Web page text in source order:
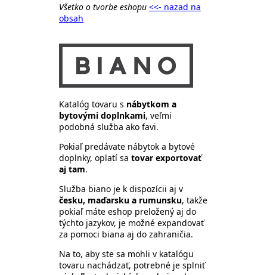
Všetko o tvorbe eshopu <<- nazad na
obsah
Katalóg tovaru s nábytkom a
bytovými doplnkami, veľmi
podobná služba ako favi.
Pokiaľ predávate nábytok a bytové
doplnky, oplatí sa tovar exportovať
aj tam.
Služba biano je k dispozícii aj v
česku, maďarsku a rumunsku, takže
pokiaľ máte eshop preložený aj do
týchto jazykov, je možné expandovať
za pomoci biana aj do zahraničia.
Na to, aby ste sa mohli v katalógu
tovaru nachádzať, potrebné je splniť